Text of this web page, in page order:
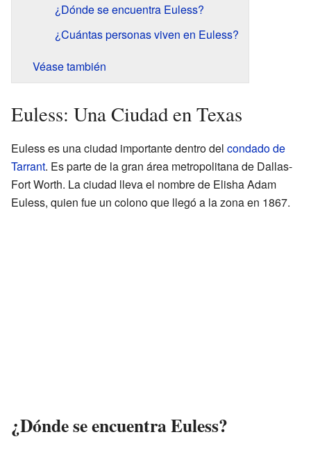
¿Dónde se encuentra Euless?
¿Cuántas personas viven en Euless?
Véase también
Euless: Una Ciudad en Texas
Euless es una ciudad importante dentro del condado de
Tarrant. Es parte de la gran área metropolitana de Dallas-
Fort Worth. La ciudad lleva el nombre de Elisha Adam
Euless, quien fue un colono que llegó a la zona en 1867.
¿Dónde se encuentra Euless?